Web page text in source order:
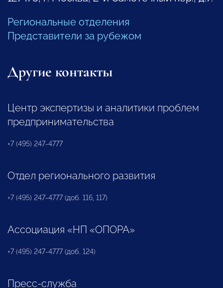
Региональные отделения
Представители за рубежом
Другие контакты
Центр экспертизы и аналитики проблем
предпринимательства
+7 (495) 247-4777
Отдел регионального развития
+7 (495) 247-4777 (доб. 116, 117)
Ассоциация «НП «ОПОРА»
+7 (495) 247-4777 (доб. 124)
Пресс-служба